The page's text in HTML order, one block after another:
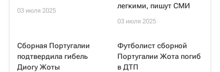
03 июля 2025
легкими, пишут СМИ
03 июля 2025
Сборная Португалии
подтвердила гибель
Диогу Жоты
Футболист сборной
Португалии Жота погиб
в ДТП